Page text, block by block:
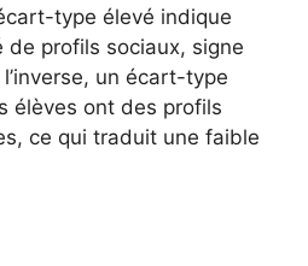
type élevé indique
de profils sociaux, signe
un écart-type
élèves ont des profils
ce qui traduit une faible